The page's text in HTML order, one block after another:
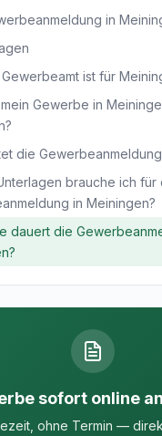
in
ist für
Gewerbe in
die
brauche ich für
in Meiningen?
dauert die
sofort online
ohne Termin —